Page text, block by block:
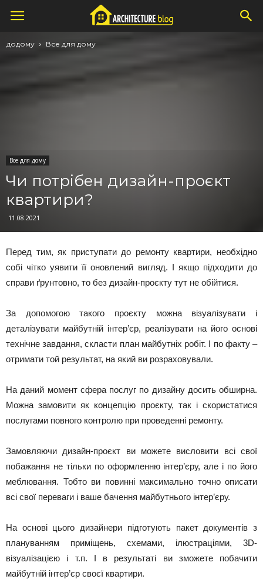
додому Все для дому
Все для дому
Чи потрібен дизайн-проєкт
квартири?
11.08.2021
Перед тим, як приступати до ремонту квартири, необхідно
собі чітко уявити її оновлений вигляд. І якщо підходити до
справи ґрунтовно, то без дизайн-проєкту тут не обійтися.
За допомогою такого проєкту можна візуалізувати і
деталізувати майбутній інтер’єр, реалізувати на його основі
технічне завдання, скласти план майбутніх робіт. І по факту –
отримати той результат, на який ви розраховували.
На даний момент сфера послуг по дизайну досить обширна.
Можна замовити як концепцію проєкту, так і скористатися
послугами повного контролю при проведенні ремонту.
Замовляючи дизайн-проєкт ви можете висловити всі свої
побажання не тільки по оформленню інтер’єру, але і по його
меблювання. Тобто ви повинні максимально точно описати
всі свої переваги і ваше бачення майбутнього інтер’єру.
На основі цього дизайнери підготують пакет документів з
плануванням приміщень, схемами, ілюстраціями, 3D-
візуалізацією і т.п. І в результаті ви зможете побачити
майбутній інтер’єр своєї квартири.